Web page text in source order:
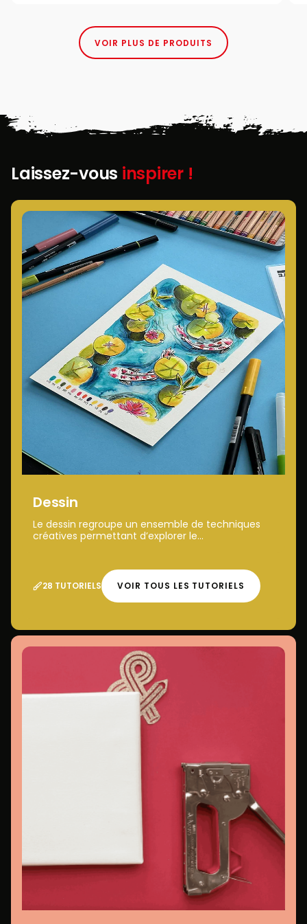
VOIR PLUS DE PRODUITS
Laissez-vous inspirer !
Dessin
Le dessin regroupe un ensemble de techniques
créatives permettant d’explorer le...
28 TUTORIELS VOIR TOUS LES TUTORIELS